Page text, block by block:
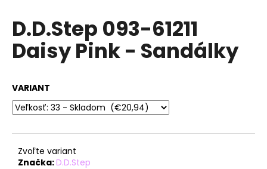
D.D.Step 093-61211
Daisy Pink - Sandálky
VARIANT
Zvoľte variant
Značka:D.D.Step
j
s
ť